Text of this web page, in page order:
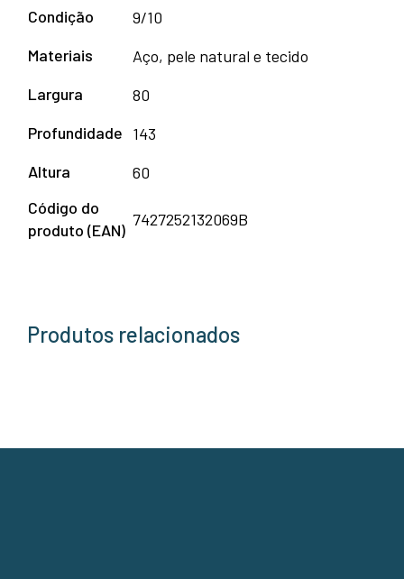
Condição
9/10
Materiais
Aço, pele natural e tecido
Largura
80
Profundidade 143
Altura
60
Código do
produto (EAN)
7427252132069B
Produtos relacionados